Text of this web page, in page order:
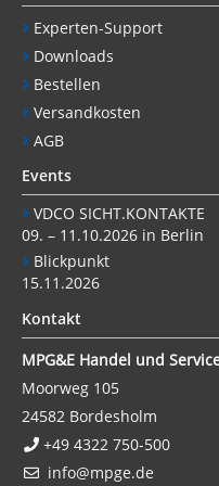
Experten-Support
Downloads
Bestellen
Versandkosten
AGB
Events
VDCO SICHT.KONTAKTE
09. – 11.10.2026 in Berlin
Blickpunkt
15.11.2026
Kontakt
MPG&E Handel und
Moorweg 105
24582 Bordesholm
+49 4322 750-500
info@mpge.de